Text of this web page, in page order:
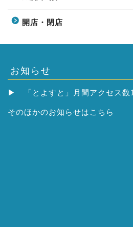
開店・閉店
お知らせ
▶ 「とよすと」月間アクセス
そのほかのお知らせはこちら